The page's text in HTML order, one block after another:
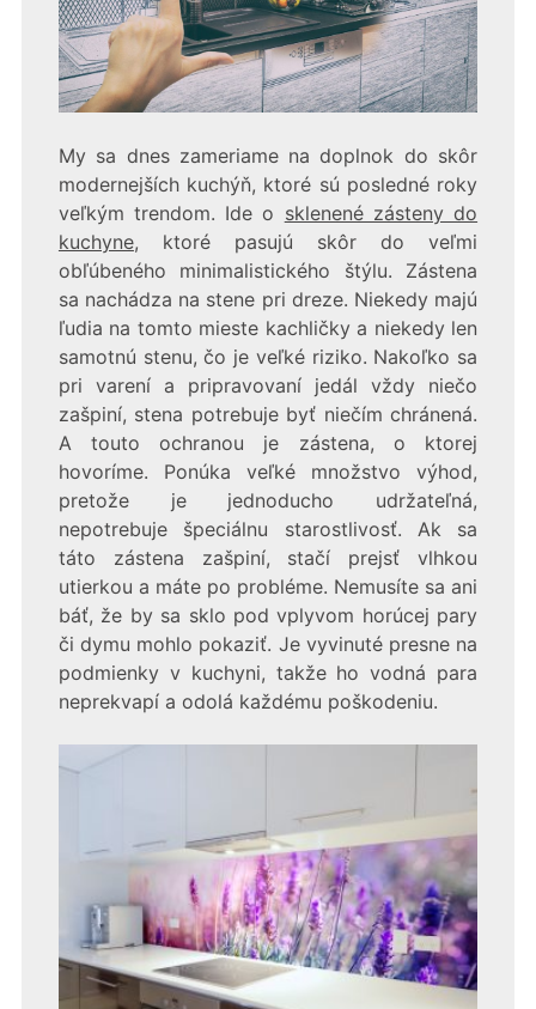
My sa dnes zameriame na doplnok do skôr
modernejších kuchýň, ktoré sú posledné roky
veľkým trendom. Ide o sklenené zásteny do
kuchyne, ktoré pasujú skôr do veľmi
obľúbeného minimalistického štýlu. Zástena
sa nachádza na stene pri dreze. Niekedy majú
ľudia na tomto mieste kachličky a niekedy len
samotnú stenu, čo je veľké riziko. Nakoľko sa
pri varení a pripravovaní jedál vždy niečo
zašpiní, stena potrebuje byť niečím chránená.
A touto ochranou je zástena, o ktorej
hovoríme. Ponúka veľké množstvo výhod,
pretože je jednoducho udržateľná,
nepotrebuje špeciálnu starostlivosť. Ak sa
táto zástena zašpiní, stačí prejsť vlhkou
utierkou a máte po probléme. Nemusíte sa ani
báť, že by sa sklo pod vplyvom horúcej pary
či dymu mohlo pokaziť. Je vyvinuté presne na
podmienky v kuchyni, takže ho vodná para
neprekvapí a odolá každému poškodeniu.